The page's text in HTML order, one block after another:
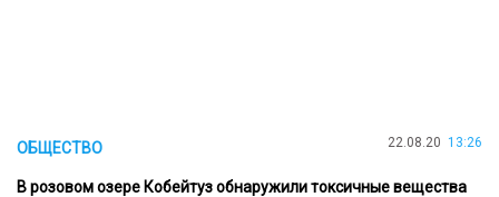
ОБЩЕСТВО 22.08.20 13:26
В розовом озере Кобейтуз обнаружили токсичные вещества